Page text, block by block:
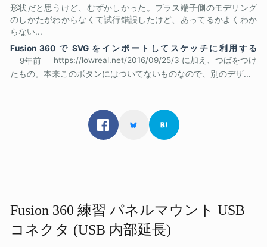
形状だと思うけど、むずかしかった。プラス端子側のモデリング
のしかたがわからなくて試行錯誤したけど、あってるかよくわか
らない...
Fusion 360 で SVG をインポートしてスケッチに利用する
9年前
https://lowreal.net/2016/09/25/3 に加え、つばをつけ
たもの。本来このボタンにはついてないものなので、別のデザ...
Fusion 360 練習 パネルマウント USB
コネクタ (USB 内部​延長)